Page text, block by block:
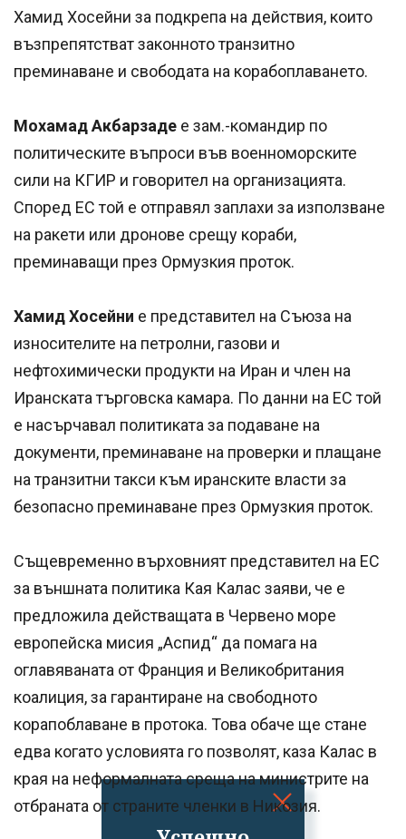
Хамид Хосейни за подкрепа на действия, които
възпрепятстват законното транзитно
преминаване и свободата на корабоплаването.
Мохамад Акбарзаде е зам.-командир по
политическите въпроси във военноморските
сили на КГИР и говорител на организацията.
Според ЕС той е отправял заплахи за използване
на ракети или дронове срещу кораби,
преминаващи през Ормузкия проток.
Хамид Хосейни е представител на Съюза на
износителите на петролни, газови и
нефтохимически продукти на Иран и член на
Иранската търговска камара. По данни на ЕС той
е насърчавал политиката за подаване на
документи, преминаване на проверки и плащане
на транзитни такси към иранските власти за
безопасно преминаване през Ормузкия проток.
Същевременно върховният представител на ЕС
за външната политика Кая Калас заяви, че е
предложила действащата в Червено море
европейска мисия „Аспид“ да помага на
оглавяваната от Франция и Великобритания
коалиция, за гарантиране на свободното
корапоблаване в протока. Това обаче ще стане
едва когато условията го позволят, каза Калас в
края на неформалната среща на министрите на
отбраната от страните членки в Никозия.